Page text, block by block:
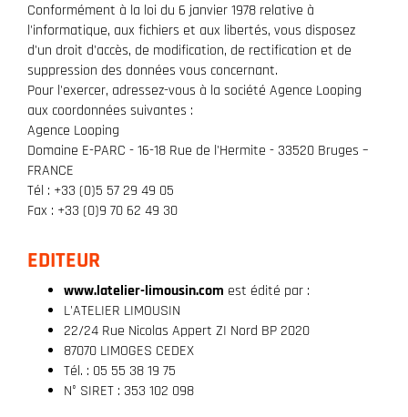
Conformément à la loi du 6 janvier 1978 relative à
l'informatique, aux fichiers et aux libertés, vous disposez
d'un droit d'accès, de modification, de rectification et de
suppression des données vous concernant.
Pour l'exercer, adressez-vous à la société Agence Looping
aux coordonnées suivantes :
Agence Looping
Domaine E-PARC - 16-18 Rue de l'Hermite - 33520 Bruges –
FRANCE
Tél : +33 (0)5 57 29 49 05
Fax : +33 (0)9 70 62 49 30
EDITEUR
www.latelier-limousin.com est édité par :
L'ATELIER LIMOUSIN
22/24 Rue Nicolas Appert ZI Nord BP 2020
87070 LIMOGES CEDEX
Tél. : 05 55 38 19 75
N° SIRET : 353 102 098